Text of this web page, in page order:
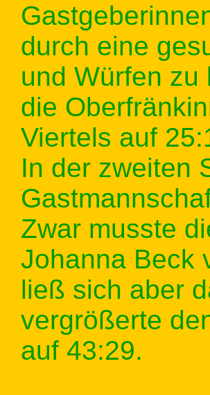
durch eine
und Würfen zu
die
Viertels auf
In der zweiten
Zwar musste
Johanna Beck
ließ sich aber
vergrößerte
auf 43:29.